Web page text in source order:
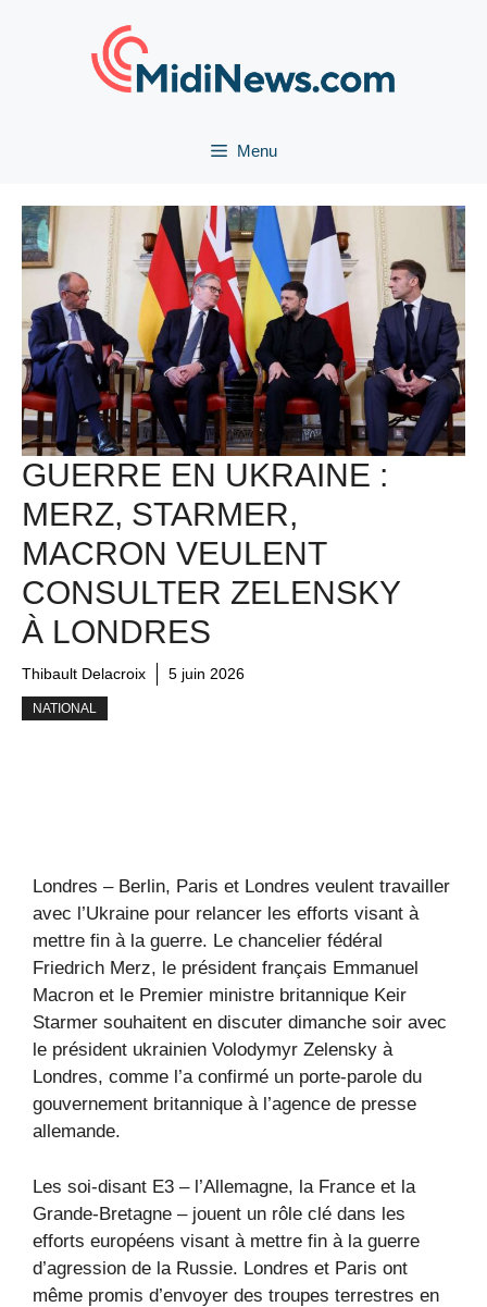
Menu
GUERRE EN UKRAINE :
MERZ, STARMER,
MACRON VEULENT
CONSULTER ZELENSKY
À LONDRES
Thibault Delacroix 5 juin 2026
NATIONAL
Londres – Berlin, Paris et Londres veulent travailler
avec l’Ukraine pour relancer les efforts visant à
mettre fin à la guerre. Le chancelier fédéral
Friedrich Merz, le président français Emmanuel
Macron et le Premier ministre britannique Keir
Starmer souhaitent en discuter dimanche soir avec
le président ukrainien Volodymyr Zelensky à
Londres, comme l’a confirmé un porte-parole du
gouvernement britannique à l’agence de presse
allemande.
Les soi-disant E3 – l’Allemagne, la France et la
Grande-Bretagne – jouent un rôle clé dans les
efforts européens visant à mettre fin à la guerre
d’agression de la Russie. Londres et Paris ont
même promis d’envoyer des troupes terrestres en